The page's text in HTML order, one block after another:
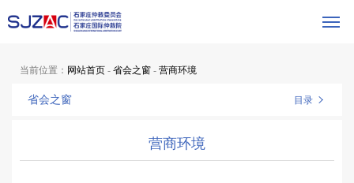
当前位置： 网站首页 - 省会之窗 - 营商环境
省会之窗 目录
营商环境